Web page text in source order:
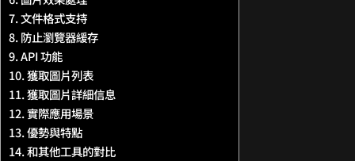
文件格式支持
防止瀏覽器緩存
API 功能
獲取圖片列表
獲取圖片詳細信息
實際應用場景
優勢與特點
和其他工具的對比